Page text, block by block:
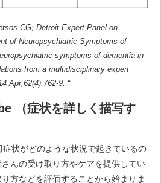
CG; Detroit Expert Panel on
of Neuropsychiatric Symptoms of
symptoms of dementia in
from a multidisciplinary expert
Apr;62(4):762-9. “
（症状を詳しく描写す
状がどのような状況で起きているの
んの受け取り方やケアを提供してい
方などを評価することから始まりま